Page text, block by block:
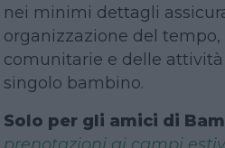
nei minimi dettagli
organizzazione del
comunitarie e delle attività
singolo bambino.
Solo per gli amici di
prenotazioni ai campi